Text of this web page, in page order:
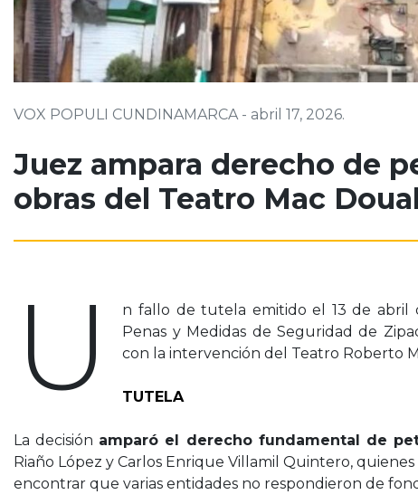
VOX POPULI CUNDINAMARCA - abril 17, 2026.
Juez ampara derecho de
obras del Teatro Mac
U
n fallo de tutela emitido el 13 de abril
Penas y Medidas de Seguridad de
con la intervención del Teatro Roberto
TUTELA
La decisión amparó el derecho fundamental de
Riaño López y Carlos Enrique Villamil Quintero,
encontrar que varias entidades no respondieron de